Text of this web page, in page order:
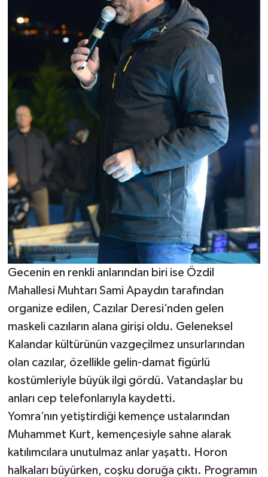
Gecenin en renkli anlarından biri ise Özdil
Mahallesi Muhtarı Sami Apaydın tarafından
organize edilen, Cazılar Deresi’nden gelen
maskeli cazıların alana girişi oldu. Geleneksel
Kalandar kültürünün vazgeçilmez unsurlarından
olan cazılar, özellikle gelin-damat figürlü
kostümleriyle büyük ilgi gördü. Vatandaşlar bu
anları cep telefonlarıyla kaydetti.
Yomra’nın yetiştirdiği kemençe ustalarından
Muhammet Kurt, kemençesiyle sahne alarak
katılımcılara unutulmaz anlar yaşattı. Horon
halkaları büyürken, coşku doruğa çıktı. Programın